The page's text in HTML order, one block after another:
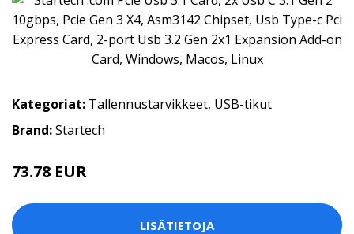
Kategoriat: Tallennustarvikkeet, USB-tikut
Brand:Startech
73.78 EUR
LISÄTIETOJA